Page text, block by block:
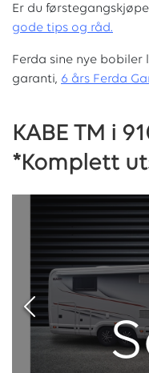
Er du
gode tips og råd.
Ferda sine nye bobiler
garanti, 6 års Ferda
KABE TM i
*Komplett